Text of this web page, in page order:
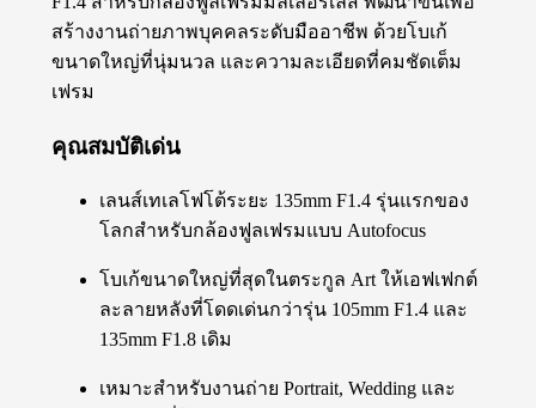
สร้างงานถ่ายภาพบุคคลระดับมืออาชีพ ด้วยโบเก้
ขนาดใหญ่ที่นุ่มนวล และความละเอียดที่คมชัดเต็ม
เฟรม
คุณสมบัติเด่น
เลนส์เทเลโฟโต้ระยะ 135mm F1.4 รุ่นแรกของ
โลกสำหรับกล้องฟูลเฟรมแบบ Autofocus
โบเก้ขนาดใหญ่ที่สุดในตระกูล Art ให้เอฟเฟกต์
ละลายหลังที่โดดเด่นกว่ารุ่น 105mm F1.4 และ
135mm F1.8 เดิม
เหมาะสำหรับงานถ่าย Portrait, Wedding และ